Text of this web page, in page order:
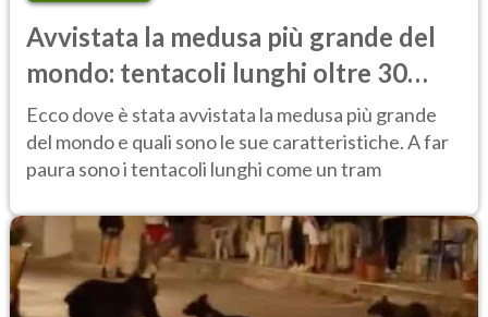
Avvistata la medusa più grande del
mondo: tentacoli lunghi oltre 30
metri, più di un tram cittadino
Ecco dove è stata avvistata la medusa più grande
del mondo e quali sono le sue caratteristiche. A far
paura sono i tentacoli lunghi come un tram